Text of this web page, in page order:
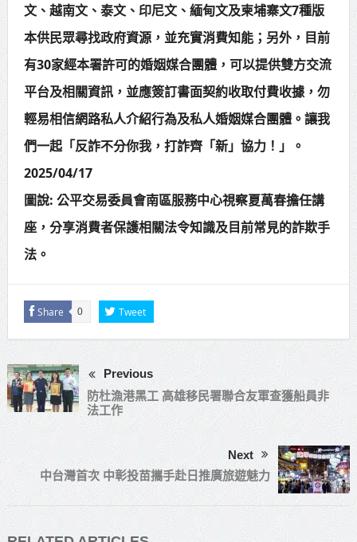
文、越南文、泰文、印尼文、緬甸文及柬埔寨文7種版
本供民眾尋找政府資源，並充實消費知能；另外，目前
有30家經本署許可的婚姻媒合團體，可以提供雙方交流
平台及相關資訊，並應簽訂書面契約收取付費收據，勿
輕易相信網路私人介紹行為及私人婚姻媒合團體。讓我
們一起「反詐不分你我，打詐齊「新」協力！」。
2025/04/17
圖說: 公平交易委員會南區服務中心視察夏萬春擔任講
座，分享消費者保護相關法令知識及目前常見的詐欺手
法。
Share 0 Tweet
Previous
防杜漁港黑工 高雄移民署聯合友軍查獲船員非
法工作
Next
中台灣首次 中彰投苗攜手赴日推廣旅遊魅力